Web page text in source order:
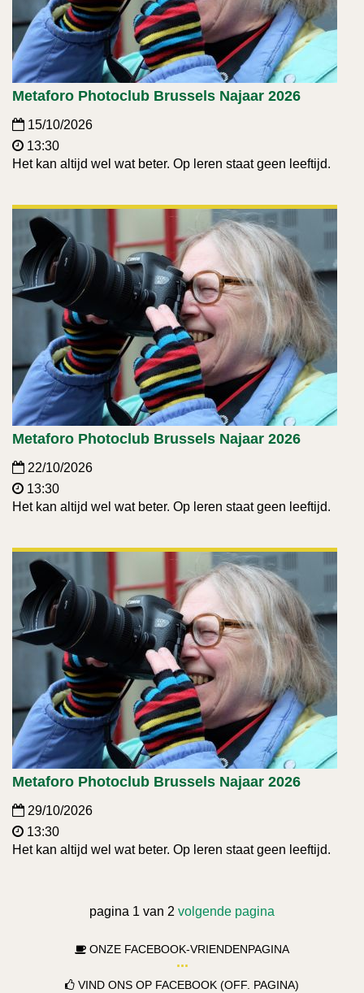
Metaforo Photoclub Brussels Najaar 2026
15/10/2026
13:30
Het kan altijd wel wat beter. Op leren staat geen leeftijd.
Metaforo Photoclub Brussels Najaar 2026
22/10/2026
13:30
Het kan altijd wel wat beter. Op leren staat geen leeftijd.
Metaforo Photoclub Brussels Najaar 2026
29/10/2026
13:30
Het kan altijd wel wat beter. Op leren staat geen leeftijd.
pagina 1 van 2 volgende pagina
ONZE FACEBOOK-VRIENDENPAGINA
VIND ONS OP FACEBOOK (OFF. PAGINA)